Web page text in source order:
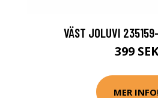
VÄST JOLUVI
399 SEK
MER